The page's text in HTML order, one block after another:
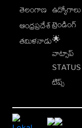
తెలంగాణ
ఆంధ్రప్రదేశ్
తమిళనాడు
ఉద్యోగాలు
ట్రెండింగ్
🌟
వాట్సాప్
STATUS
టిప్స్